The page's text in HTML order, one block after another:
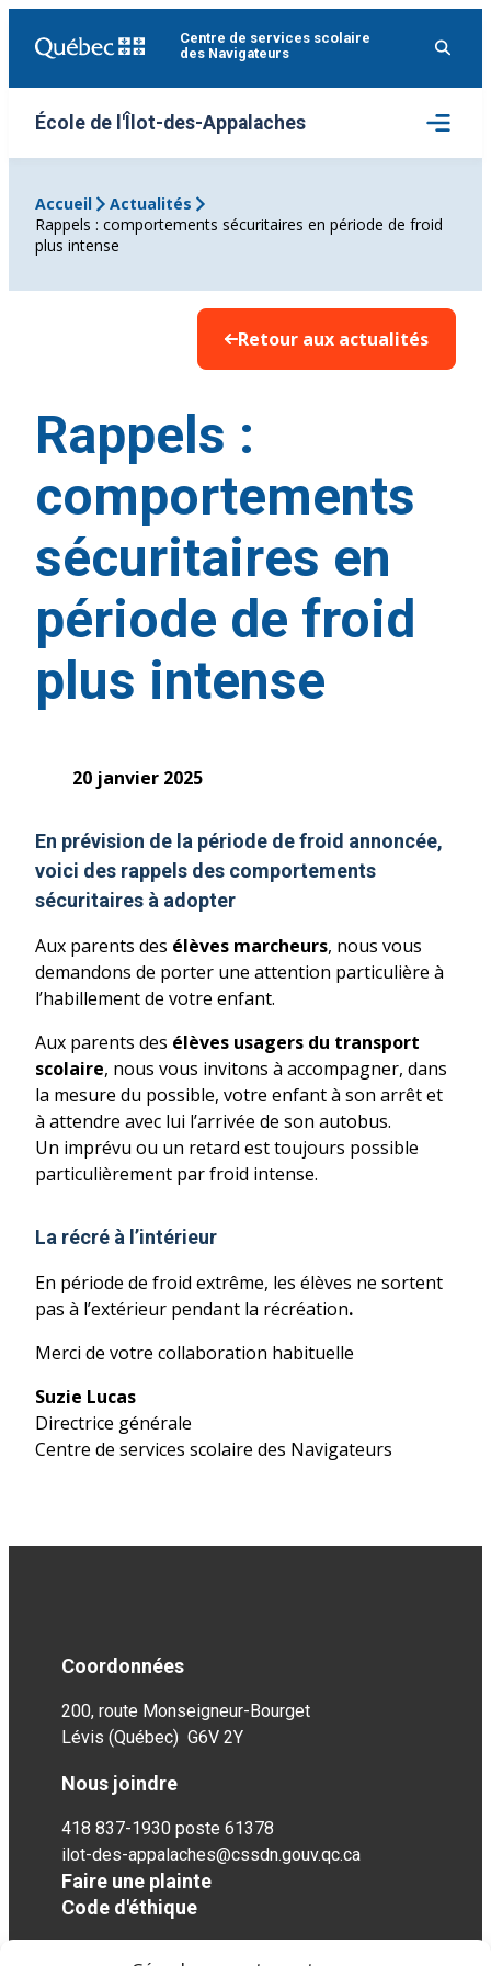
Centre de services scolaire
des Navigateurs
École de l'Îlot-des-Appalaches
Ouvrir
le
menu
Accueil
Actualités
Rappels : comportements sécuritaires en période de froid
plus intense
Retour aux actualités
Rappels :
comportements
sécuritaires en
période de froid
plus intense
20 janvier 2025
En prévision de la période defroid annoncée,
voici des rappels des comportements
sécuritaires à adopter
Aux parents des élèves marcheurs, nous vous
demandons de porter une attention particulière à
l’habillement de votre enfant.
Aux parents des élèves usagers du transport
scolaire, nous vous invitons à accompagner, dans
la mesure du possible, votre enfant à son arrêt et
à attendre avec lui l’arrivée de son autobus.
Un imprévu ou un retard est toujours possible
particulièrement par froid intense.
La récré à l’intérieur
En période de froid extrême, les élèves ne sortent
pas à l’extérieur pendant la récréation.
Merci de votre collaboration habituelle
Suzie Lucas
Directrice générale
Centre de services scolaire des Navigateurs
Coordonnées
200, route Monseigneur-Bourget
Lévis (Québec) G6V 2Y
Nous joindre
418 837-1930 poste 61378
ilot-des-appalaches@cssdn.gouv.qc.ca
Faire une plainte
Code d'éthique